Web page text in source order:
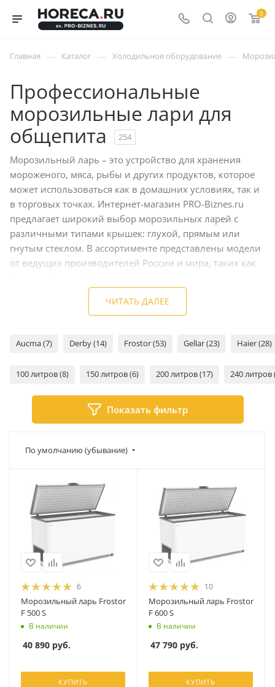
0
Главная — Каталог — Холодильное оборудование —
Профессиональные
морозильные лари для
общепита
254
Морозильный ларь – это устройство для хранения
мороженого, мяса, рыбы и других продуктов, которое
может использоваться как в домашних условиях, так и
в торговых точках. Интернет-магазин PRO-Biznes.ru
предлагает широкий выбор морозильных ларей с
различными типами крышек: глухой, прямым или
гнутым стеклом. В ассортименте представлены модели
от ведущих производителей России и мира, таких как
ЧИТАТЬ ДАЛЕЕ
Aucma (7) Derby (14) Frostor (53) Gellar (23) Haier (28)
100 литров (8) 150 литров (6) 200 литров (17) 240 литров
Показать фильтр
По умолчанию (убывание)
6
Морозильный ларь Frostor
F 500 S
В наличии
40 890 руб.
КУПИТЬ
10
Морозильный ларь Frostor
F 600 S
В наличии
47 790 руб.
КУПИТЬ